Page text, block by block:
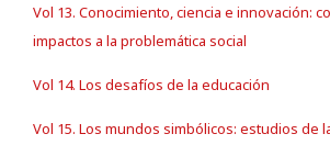
Vol 13. Conocimiento, ciencia e innovación:
impactos a la problemática social
Vol 14. Los desafíos de la educación
Vol 15. Los mundos simbólicos: estudios de